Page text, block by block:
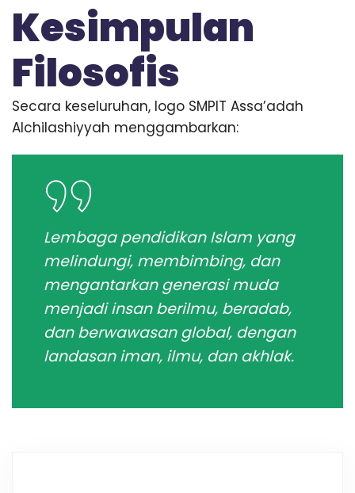
Kesimpulan
Filosofis
Secara keseluruhan, logo SMPIT Assa’adah
Alchilashiyyah menggambarkan:
Lembaga pendidikan Islam yang
melindungi, membimbing, dan
mengantarkan generasi muda
menjadi insan berilmu, beradab,
dan berwawasan global, dengan
landasan iman, ilmu, dan akhlak.